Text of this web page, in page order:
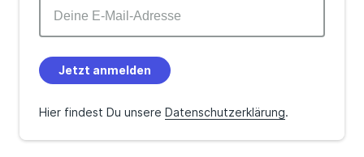
Jetzt anmelden
Hier findest Du unsere Datenschutzerklärung.